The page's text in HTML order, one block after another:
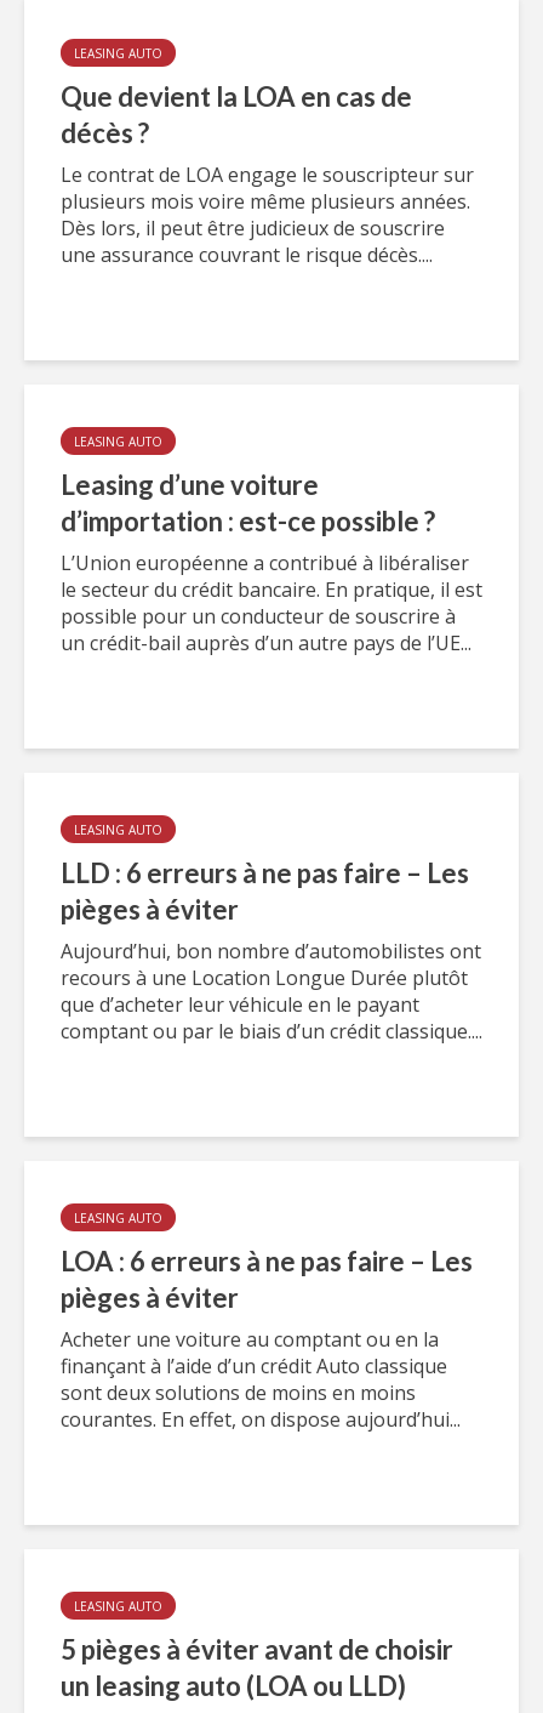
LEASING AUTO
Que devient la LOA en cas de
décès ?
Le contrat de LOA engage le souscripteur sur
plusieurs mois voire même plusieurs années.
Dès lors, il peut être judicieux de souscrire
une assurance couvrant le risque décès....
LEASING AUTO
Leasing d’une voiture
d’importation : est-ce possible ?
L’Union européenne a contribué à libéraliser
le secteur du crédit bancaire. En pratique, il est
possible pour un conducteur de souscrire à
un crédit-bail auprès d’un autre pays de l’UE...
LEASING AUTO
LLD : 6 erreurs à ne pas faire – Les
pièges à éviter
Aujourd’hui, bon nombre d’automobilistes ont
recours à une Location Longue Durée plutôt
que d’acheter leur véhicule en le payant
comptant ou par le biais d’un crédit classique....
LEASING AUTO
LOA : 6 erreurs à ne pas faire – Les
pièges à éviter
Acheter une voiture au comptant ou en la
finançant à l’aide d’un crédit Auto classique
sont deux solutions de moins en moins
courantes. En effet, on dispose aujourd’hui...
LEASING AUTO
5 pièges à éviter avant de choisir
un leasing auto (LOA ou LLD)